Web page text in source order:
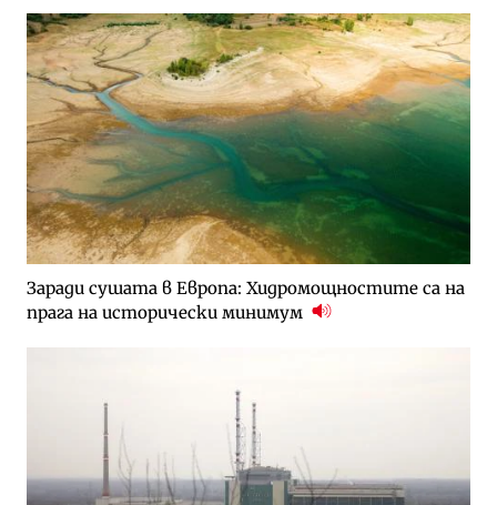
Заради сушата в Европа: Хидромощностите са на
прага на исторически минимум